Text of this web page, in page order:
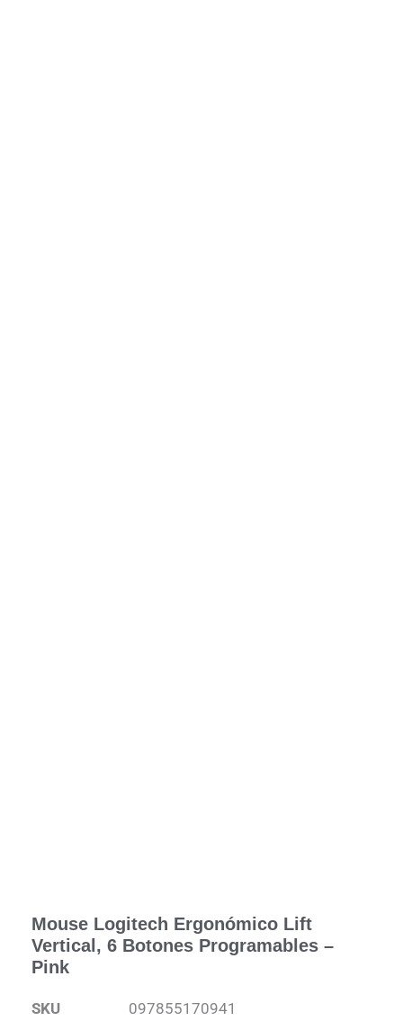
Mouse Logitech Ergonómico Lift
Vertical, 6 Botones Programables –
Pink
SKU
097855170941